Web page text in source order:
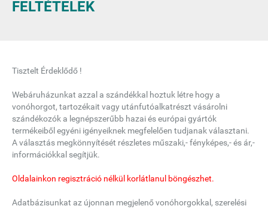
FELTÉTELEK
Tisztelt Érdeklődő !
Webáruházunkat azzal a szándékkal hoztuk létre hogy a
vonóhorgot, tartozékait vagy utánfutóalkatrészt vásárolni
szándékozók a legnépszerűbb hazai és európai gyártók
termékeiből egyéni igényeiknek megfelelően tudjanak választani.
A választás megkönnyítését részletes műszaki,- fényképes,- és ár,-
információkkal segítjük.
Oldalainkon regisztráció nélkül korlátlanul böngészhet.
Adatbázisunkat az újonnan megjelenő vonóhorgokkal, szerelési